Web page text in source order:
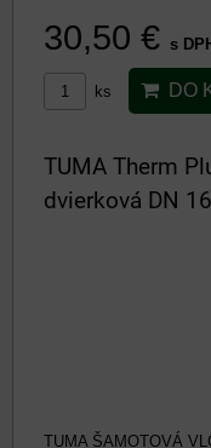
30,50 € s
ks DO
TUMA Therm
dvierková DN
TUMA ŠAMOTOVÁ